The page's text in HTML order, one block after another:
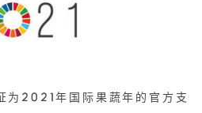
2021年国际果蔬年的官方支